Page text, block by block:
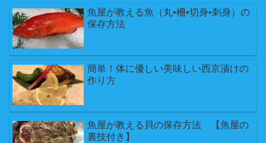
魚屋が教える魚（丸•柵•切身•刺身）の
保存方法
簡単！体に優しい美味しい西京漬けの
作り方
魚屋が教える貝の保存方法 【魚屋の
裏技付き】